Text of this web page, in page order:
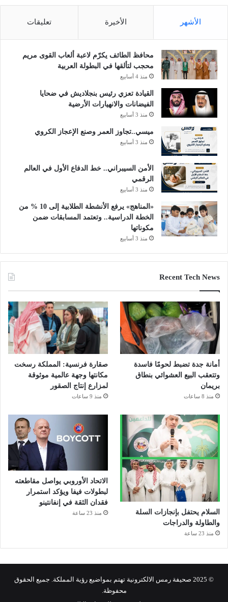
الأشهر الأخيرة تعليقات
محافظ الطائف يكرّم لاعبة ألعاب القوى مريم
محجب لتألقها في البطولة العربية
منذ 4 أسابيع
القيادة تعزي رئيس بنجلاديش في ضحايا
الفيضانات والانهيارات الأرضية
منذ 3 أسابيع
ميسي..تجاوز العمر وصنع الإعجاز الكروي
منذ 3 أسابيع
الأمن السيبراني.. خط الدفاع الأول في العالم
الرقمي
منذ 3 أسابيع
«المناهج» يرفع الأنشطة الطلابية إلى 10 % من
الخطة الدراسية.. وتعتمد المسابقات ضمن
مكوناتها
منذ 3 أسابيع
Recent Tech News
أمانة جدة تضبط لحومًا فاسدة
وتتعقب البيع العشوائي بنطاق
بريمان
منذ 8 ساعات
صقارة فرنسية: المملكة رسخت
مكانتها وجهة عالمية موثوقة
لمزارع إنتاج الصقور
منذ 9 ساعات
السلام يحتفل بإنجازات السلة
والطاولة والدراجات
منذ 23 ساعة
الاتحاد الأوروبي يواصل مقاطعته
لبطولات فيفا ويؤكد استمرار
فقدان الثقة في إنفانتينو
منذ 23 ساعة
© 2025 صحيفة رمس الالكترونية تهتم بمواضيع رؤية المملكة. جميع الحقوق
محفوظة.